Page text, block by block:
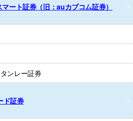
ート証券（旧：auカブコム証券）
ンレー証券
ド証券